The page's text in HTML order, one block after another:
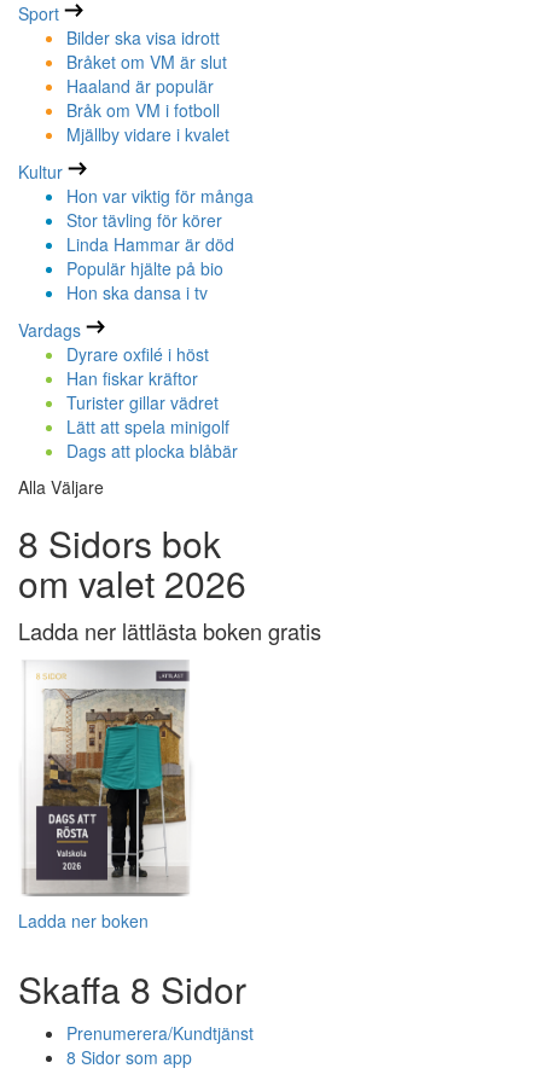
Sport
Bilder ska visa idrott
Bråket om VM är slut
Haaland är populär
Bråk om VM i fotboll
Mjällby vidare i kvalet
Kultur
Hon var viktig för många
Stor tävling för körer
Linda Hammar är död
Populär hjälte på bio
Hon ska dansa i tv
Vardags
Dyrare oxfilé i höst
Han fiskar kräftor
Turister gillar vädret
Lätt att spela minigolf
Dags att plocka blåbär
Alla Väljare
8 Sidors bok
om valet 2026
Ladda ner lättlästa boken gratis
Ladda ner boken
Skaffa 8 Sidor
Prenumerera/Kundtjänst
8 Sidor som app